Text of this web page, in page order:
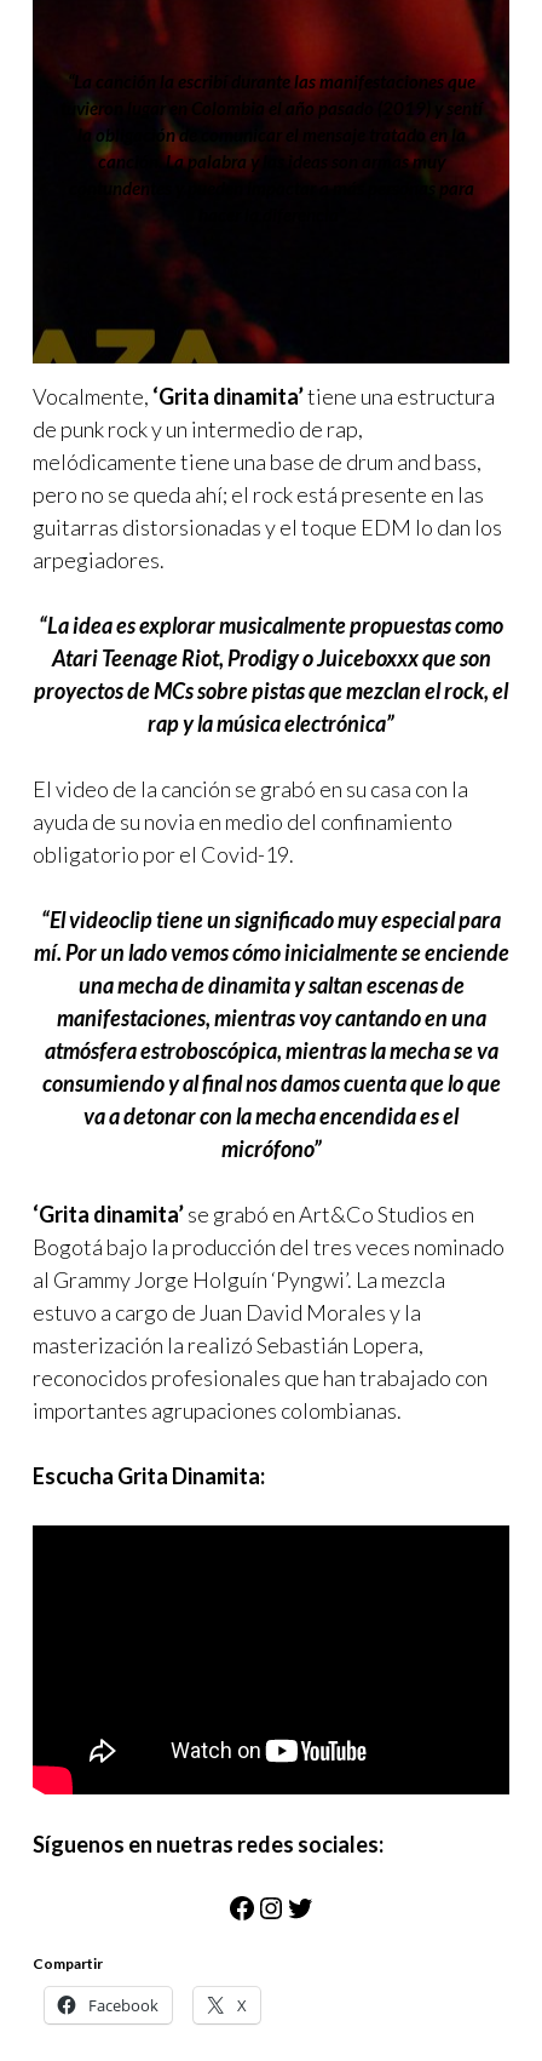
“La canción la escribí durante las manifestaciones que
tuvieron lugar en Colombia el año pasado (2019) y sentí
la obligación de comunicar el mensaje tratado en la
canción. La palabra y las ideas son armas muy
contundentes y pueden impactar a más personas para
Vocalmente, ‘Grita dinamita’tiene una estructura
de punk rock y un intermedio de rap,
melódicamente tiene una base de drum and bass,
pero no se queda ahí; el rock está presente en las
guitarras distorsionadas y el toque EDM lo dan los
arpegiadores.
“La idea es explorar musicalmente propuestas como
Atari Teenage Riot, Prodigy o Juiceboxxx que son
proyectos de MCs sobre pistas que mezclan el rock, el
rap y la música electrónica”
El video de la canción se grabó en su casa con la
ayuda de su novia en medio del confinamiento
obligatorio por el Covid-19.
“El videoclip tiene un significado muy especial para
mí. Por un lado vemos cómo inicialmente se enciende
una mecha de dinamita y saltan escenas de
manifestaciones, mientras voy cantando en una
atmósfera estroboscópica, mientras la mecha se va
consumiendo y al final nos damos cuenta que lo que
va a detonar con la mecha encendida es el
micrófono”
‘Grita dinamita’se grabó en Art&Co Studios en
Bogotá bajo la producción del tres veces nominado
al Grammy Jorge Holguín ‘Pyngwi’. La mezcla
estuvo a cargo de Juan David Morales y la
masterización la realizó Sebastián Lopera,
reconocidos profesionales que han trabajado con
importantes agrupaciones colombianas.
Escucha Grita Dinamita:
Síguenos en nuetras redes sociales:
Facebook
Instagram
Twitter
Compartir
Facebook X